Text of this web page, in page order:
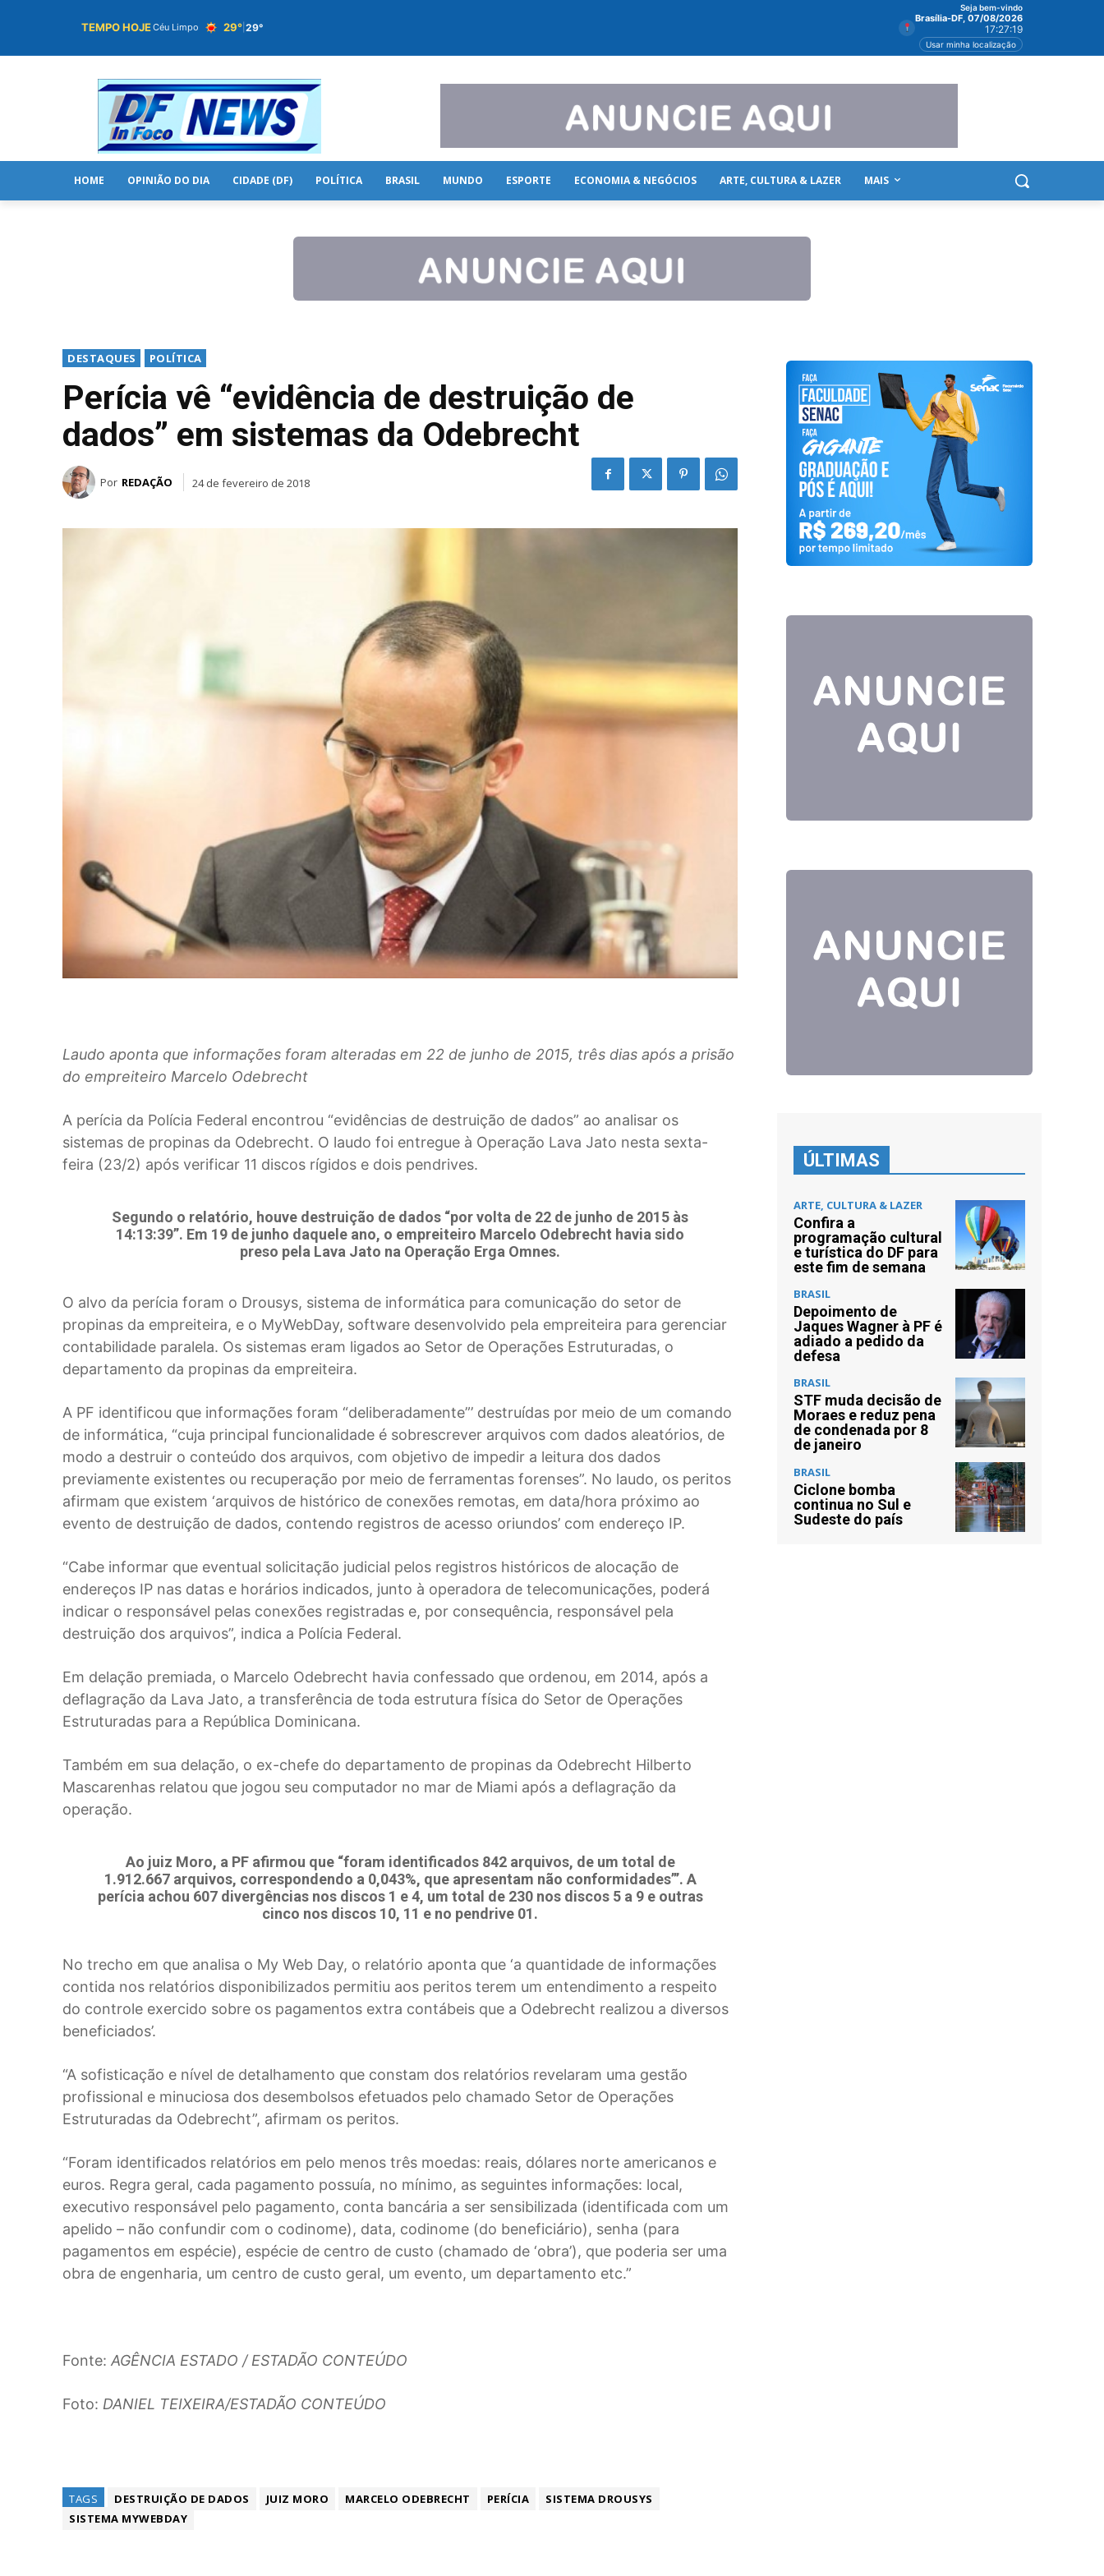
TEMPO HOJECéu Limpo 29° 29°
Seja bem-vindo
Brasília-DF, 07/08/2026
17:27:20
Usar minha localização
HOME OPINIÃO DO DIA CIDADE (DF) POLÍTICA BRASIL MUNDO ESPORTE ECONOMIA & NEGÓCIOS ARTE, CULTURA & LAZER MAIS
DESTAQUES POLÍTICA
Perícia vê “evidência de destruição de
dados” em sistemas da Odebrecht
Por REDAÇÃO 24 de fevereiro de 2018
Laudo aponta que informações foram alteradas em 22 de junho de 2015, três dias após a prisão
do empreiteiro Marcelo Odebrecht
A perícia da Polícia Federal encontrou “evidências de destruição de dados” ao analisar os
sistemas de propinas da Odebrecht. O laudo foi entregue à Operação Lava Jato nesta sexta-
feira (23/2) após verificar 11 discos rígidos e dois pendrives.
Segundo o relatório, houve destruição de dados “por volta de 22 de junho de 2015 às
14:13:39”. Em 19 de junho daquele ano, o empreiteiro Marcelo Odebrecht havia sido
preso pela Lava Jato na Operação Erga Omnes.
O alvo da perícia foram o Drousys, sistema de informática para comunicação do setor de
propinas da empreiteira, e o MyWebDay, software desenvolvido pela empreiteira para gerenciar
contabilidade paralela. Os sistemas eram ligados ao Setor de Operações Estruturadas, o
departamento da propinas da empreiteira.
A PF identificou que informações foram “deliberadamente”’ destruídas por meio de um comando
de informática, “cuja principal funcionalidade é sobrescrever arquivos com dados aleatórios, de
modo a destruir o conteúdo dos arquivos, com objetivo de impedir a leitura dos dados
previamente existentes ou recuperação por meio de ferramentas forenses”. No laudo, os peritos
afirmam que existem ‘arquivos de histórico de conexões remotas, em data/hora próximo ao
evento de destruição de dados, contendo registros de acesso oriundos’ com endereço IP.
“Cabe informar que eventual solicitação judicial pelos registros históricos de alocação de
endereços IP nas datas e horários indicados, junto à operadora de telecomunicações, poderá
indicar o responsável pelas conexões registradas e, por consequência, responsável pela
destruição dos arquivos”, indica a Polícia Federal.
Em delação premiada, o Marcelo Odebrecht havia confessado que ordenou, em 2014, após a
deflagração da Lava Jato, a transferência de toda estrutura física do Setor de Operações
Estruturadas para a República Dominicana.
Também em sua delação, o ex-chefe do departamento de propinas da Odebrecht Hilberto
Mascarenhas relatou que jogou seu computador no mar de Miami após a deflagração da
operação.
Ao juiz Moro, a PF afirmou que “foram identificados 842 arquivos, de um total de
1.912.667 arquivos, correspondendo a 0,043%, que apresentam não conformidades”’. A
perícia achou 607 divergências nos discos 1 e 4, um total de 230 nos discos 5 a 9 e outras
cinco nos discos 10, 11 e no pendrive 01.
No trecho em que analisa o My Web Day, o relatório aponta que ‘a quantidade de informações
contida nos relatórios disponibilizados permitiu aos peritos terem um entendimento a respeito
do controle exercido sobre os pagamentos extra contábeis que a Odebrecht realizou a diversos
beneficiados’.
“A sofisticação e nível de detalhamento que constam dos relatórios revelaram uma gestão
profissional e minuciosa dos desembolsos efetuados pelo chamado Setor de Operações
Estruturadas da Odebrecht”, afirmam os peritos.
“Foram identificados relatórios em pelo menos três moedas: reais, dólares norte americanos e
euros. Regra geral, cada pagamento possuía, no mínimo, as seguintes informações: local,
executivo responsável pelo pagamento, conta bancária a ser sensibilizada (identificada com um
apelido – não confundir com o codinome), data, codinome (do beneficiário), senha (para
pagamentos em espécie), espécie de centro de custo (chamado de ‘obra’), que poderia ser uma
obra de engenharia, um centro de custo geral, um evento, um departamento etc.”
Fonte: AGÊNCIA ESTADO / ESTADÃO CONTEÚDO
Foto: DANIEL TEIXEIRA/ESTADÃO CONTEÚDO
TAGS DESTRUIÇÃO DE DADOS JUIZ MORO MARCELO ODEBRECHT PERÍCIA
SISTEMA DROUSYS
SISTEMA MYWEBDAY
ÚLTIMAS
ARTE, CULTURA & LAZER
Confira a
programação cultural
e turística do DF para
este fim de semana
BRASIL
Depoimento de
Jaques Wagner à PF é
adiado a pedido da
defesa
BRASIL
STF muda decisão de
Moraes e reduz pena
de condenada por 8
de janeiro
BRASIL
Ciclone bomba
continua no Sul e
Sudeste do país